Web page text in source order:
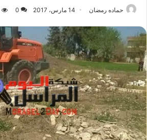
حماده رمضان 14 مارس، 2017 0